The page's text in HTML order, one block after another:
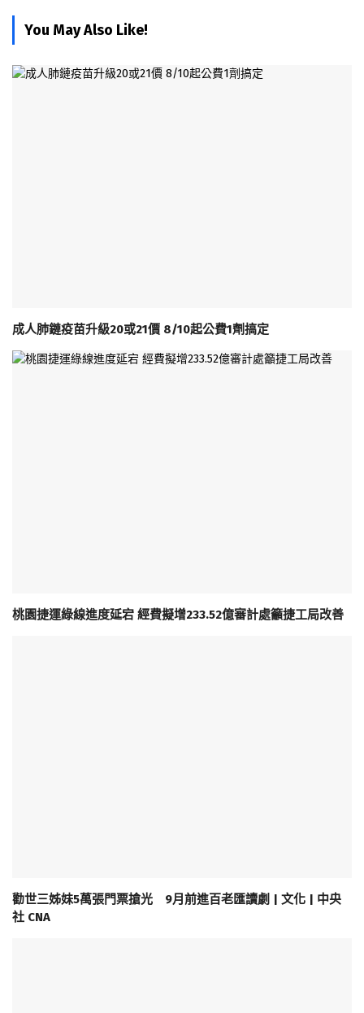
You May Also Like!
成人肺鏈疫苗升級20或21價 8/10起公費1劑搞定
桃園捷運綠線進度延宕 經費擬增233.52億審計處籲捷工局改善
勸世三姊妹5萬張門票搶光 9月前進百老匯讀劇 | 文化 | 中央
社 CNA